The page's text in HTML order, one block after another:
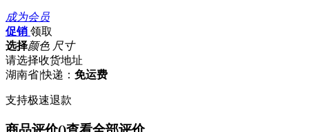
成为会员
促销 领取
选择颜色 尺寸
请选择收货地址
湖南省|快递： 免运费
支持极速退款